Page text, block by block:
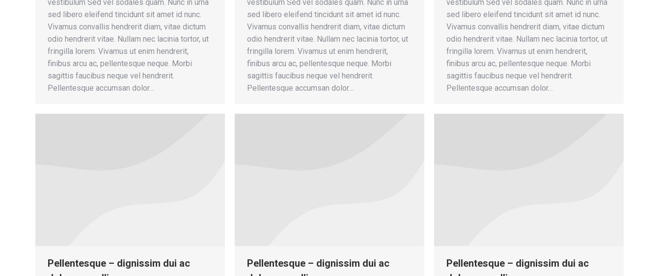
vestibulum Sed vel sodales quam. Nunc in urna
sed libero eleifend tincidunt sit amet id nunc.
Vivamus convallis hendrerit diam, vitae dictum
odio hendrerit vitae. Nullam nec lacinia tortor, ut
fringilla lorem. Vivamus ut enim hendrerit,
finibus arcu ac, pellentesque neque. Morbi
sagittis faucibus neque vel hendrerit.
Pellentesque accumsan dolor…
vestibulum Sed vel sodales quam. Nunc in urna
sed libero eleifend tincidunt sit amet id nunc.
Vivamus convallis hendrerit diam, vitae dictum
odio hendrerit vitae. Nullam nec lacinia tortor, ut
fringilla lorem. Vivamus ut enim hendrerit,
finibus arcu ac, pellentesque neque. Morbi
sagittis faucibus neque vel hendrerit.
Pellentesque accumsan dolor…
vestibulum Sed vel sodales quam. Nunc in urna
sed libero eleifend tincidunt sit amet id nunc.
Vivamus convallis hendrerit diam, vitae dictum
odio hendrerit vitae. Nullam nec lacinia tortor, ut
fringilla lorem. Vivamus ut enim hendrerit,
finibus arcu ac, pellentesque neque. Morbi
sagittis faucibus neque vel hendrerit.
Pellentesque accumsan dolor…
Pellentesque – dignissim dui ac
Pellentesque – dignissim dui ac
Pellentesque – dignissim dui ac